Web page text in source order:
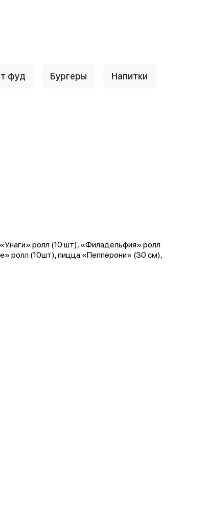
фуд Бургеры Напитки
ролл (10 шт), «Филадельфия» ролл
ролл (10шт), пицца «Пепперони» (30 см),